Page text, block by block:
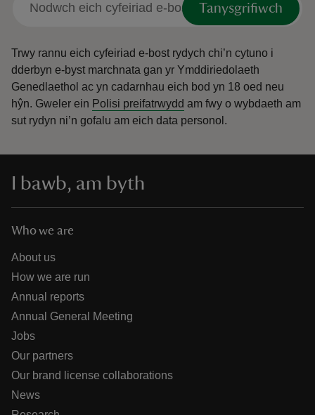
Tanysgrifiwch
Trwy rannu eich cyfeiriad e-bost rydych chi’n cytuno i
dderbyn e-byst marchnata gan yr Ymddiriedolaeth
Genedlaethol ac yn cadarnhau eich bod yn 18 oed neu
hŷn. Gweler ein Polisi preifatrwydd am fwy o wybdaeth am
sut rydyn ni’n gofalu am eich data personol.
I bawb, am byth
Who we are
About us
How we are run
Annual reports
Annual General Meeting
Jobs
Our partners
Our brand license collaborations
News